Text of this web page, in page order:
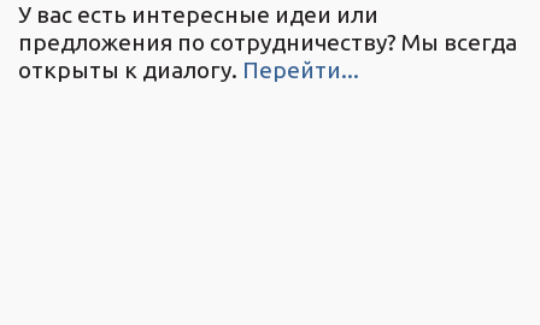
У вас есть интересные идеи или
предложения по сотрудничеству? Мы всегда
открыты к диалогу. Перейти...